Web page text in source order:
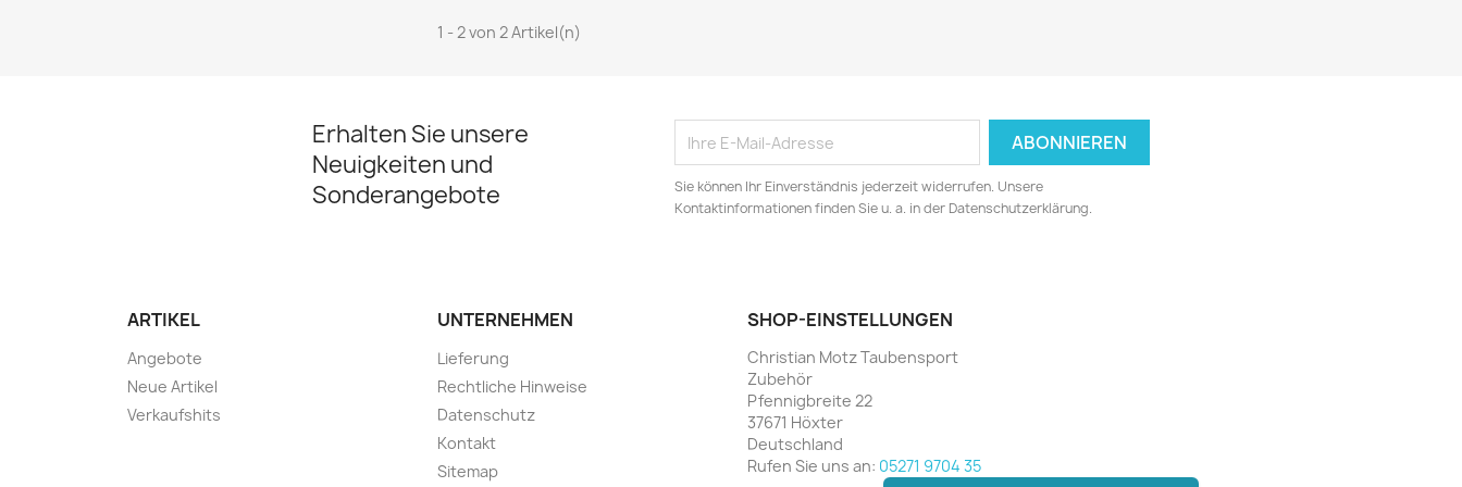
1 - 2 von 2 Artikel(n)
Erhalten Sie unsere
Neuigkeiten und
Sonderangebote
Sie können Ihr Einverständnis jederzeit widerrufen. Unsere
Kontaktinformationen finden Sie u. a. in der Datenschutzerklärung.
ARTIKEL
Angebote
Neue Artikel
Verkaufshits
UNTERNEHMEN
Lieferung
Rechtliche Hinweise
Datenschutz
Kontakt
Sitemap
SHOP-EINSTELLUNGEN
Christian Motz Taubensport
Zubehör
Pfennigbreite 22
37671 Höxter
Deutschland
Rufen Sie uns an: 05271 9704 35